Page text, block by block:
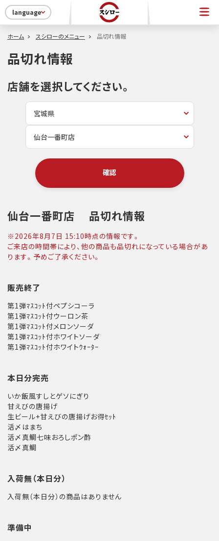
language
ホーム スシローのメニュー 品切れ情報
品切れ情報
店舗を選択してください。
確認
仙台一番町店 品切れ情報
※ 2026年8月7日 15:10時点の情報です。
ご来店の時間帯により、他の商品も品切れになっている場合があ
ります。予めご了承ください。
販売終了
第1弾ﾏｽｺｯﾄ付ペプシコーラ
第1弾ﾏｽｺｯﾄ付ウーロン茶
第1弾ﾏｽｺｯﾄ付メロンソーダ
第1弾ﾏｽｺｯﾄ付ホワイトソーダ
第1弾ﾏｽｺｯﾄ付ホワイトｳｫｰﾀｰ
本日分完売
いか飯風すしとゲソにぎり
甘えびの唐揚げ
生ビール+甘えびの唐揚げお得ｾｯﾄ
活〆はまち
活〆真鯛七味おろしポン酢
活〆真鯛
入荷無（本日分）
入荷無（本日分）の商品はありません
準備中